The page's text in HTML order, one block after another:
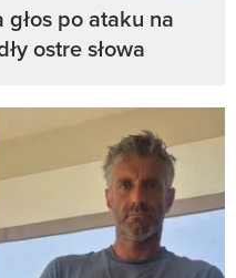
po ataku na
ostre słowa